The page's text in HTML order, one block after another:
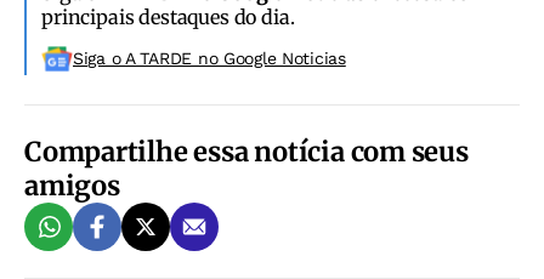
principais destaques do dia.
Siga o A TARDE no Google Noticias
Compartilhe essa notícia com seus
amigos